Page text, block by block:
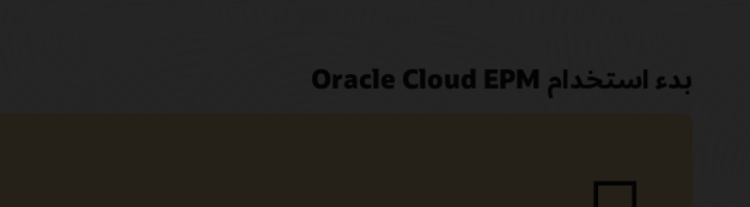
بدء استخدام Oracle Cloud EPM